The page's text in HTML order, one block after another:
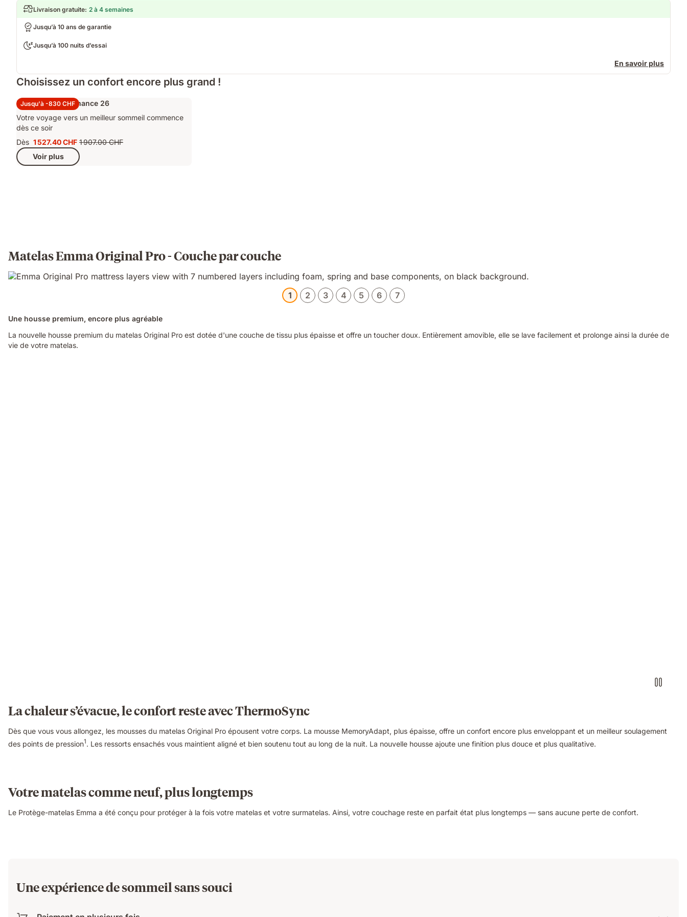
Livraison gratuite: 2 à 4 semaines
Jusqu’à 10 ans de garantie
Jusqu’à 100 nuits d’essai
En savoir plus
Choisissez un confort encore plus grand !
Jusqu'à -830 CHF
Ensemble Performance 26
Votre voyage vers un meilleur sommeil commence
dès ce soir
Dès Prix
1 527.40 CHF
1 527.40 CHF Prix
d'origine
1 907.00 CHF
Voir plus
Matelas Emma Original Pro - Couche par couche
1 2 3 4 5 6 7
Une housse premium, encore plus agréable
La nouvelle housse premium du matelas Original Pro est dotée d'une couche de tissu plus épaisse et offre un toucher doux. Entièrement amovible, elle se lave facilement et prolonge ainsi la durée de
vie de votre matelas.
La chaleur s’évacue, le confort reste avec ThermoSync
Dès que vous vous allongez, les mousses du matelas Original Pro épousent votre corps. La mousse MemoryAdapt, plus épaisse, offre un confort encore plus enveloppant et un meilleur soulagement
des points de pression1. Les ressorts ensachés vous maintient aligné et bien soutenu tout au long de la nuit. La nouvelle housse ajoute une finition plus douce et plus qualitative.
Votre matelas comme neuf, plus longtemps
Le Protège-matelas Emma a été conçu pour protéger à la fois votre matelas et votre surmatelas. Ainsi, votre couchage reste en parfait état plus longtemps — sans aucune perte de confort.
Une expérience de sommeil sans souci